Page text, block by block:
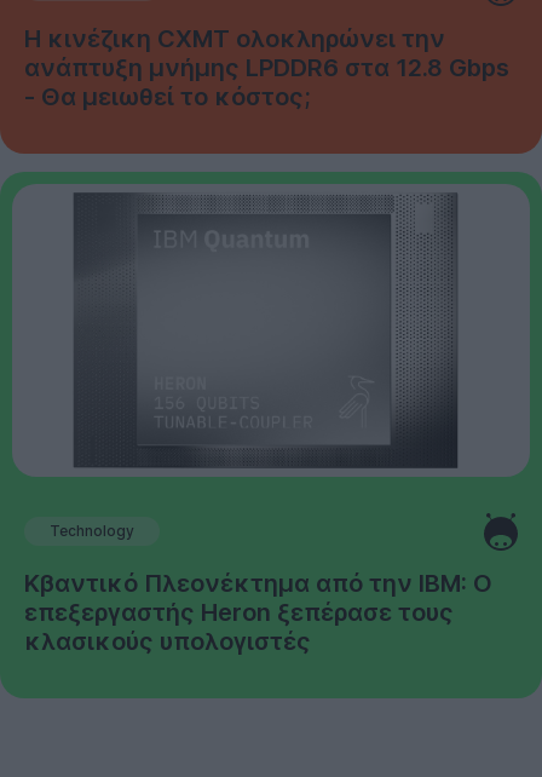
Η κινέζικη CXMT ολοκληρώνει την
ανάπτυξη μνήμης LPDDR6 στα 12.8 Gbps
- Θα μειωθεί το κόστος;
Technology
Κβαντικό Πλεονέκτημα από την IBM: Ο
επεξεργαστής Heron ξεπέρασε τους
κλασικούς υπολογιστές